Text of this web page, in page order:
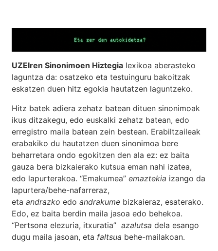
UZEIren Sinonimoen Hiztegia lexikoa aberasteko
laguntza da: osatzeko eta testuinguru bakoitzak
eskatzen duen hitz egokia hautatzen laguntzeko.
Hitz batek adiera zehatz batean dituen sinonimoak
ikus ditzakegu, edo euskalki zehatz batean, edo
erregistro maila batean zein bestean. Erabiltzaileak
erabakiko du hautatzen duen sinonimoa bere
beharretara ondo egokitzen den ala ez: ez baita
gauza bera bizkaierako kutsua eman nahi izatea,
edo lapurterakoa. “Emakumea” emaztekia izango da
lapurtera/behe-nafarreraz,
eta andrazko edo andrakume bizkaieraz, esaterako.
Edo, ez baita berdin maila jasoa edo behekoa.
“Pertsona elezuria, itxuratia” azalutsa dela esango
dugu maila jasoan, eta faltsua behe-mailakoan.